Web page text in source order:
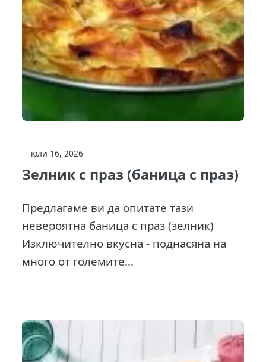
юли 16, 2026
Зелник с праз (баница с праз)
Предлагаме ви да опитате тази
невероятна баница с праз (зелник)
Изключително вкусна - поднасяна на
много от големите...